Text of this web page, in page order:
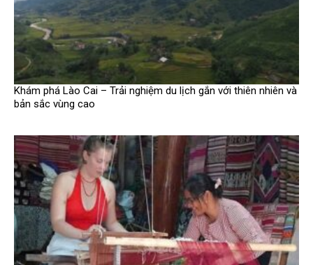
Khám phá Lào Cai – Trải nghiệm du lịch gắn với thiên nhiên và
bản sắc vùng cao